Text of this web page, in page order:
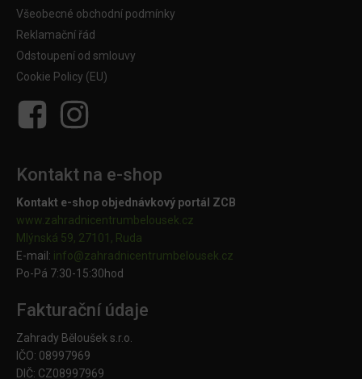
Všeobecné obchodní podmínky
Reklamační řád
Odstoupení od smlouvy
Cookie Policy (EU)
Kontakt na e-shop
Kontakt e-shop objednávkový portál ZCB
www.zahradnicentrumbelousek.cz
Mlýnská 59, 27101, Ruda
E-mail: info@zahradnicentrumbelousek. cz
Po-Pá 7:30-15:30hod
Fakturační údaje
Zahrady Běloušek s.r.o.
IČO: 08997969
DIČ: CZ08997969